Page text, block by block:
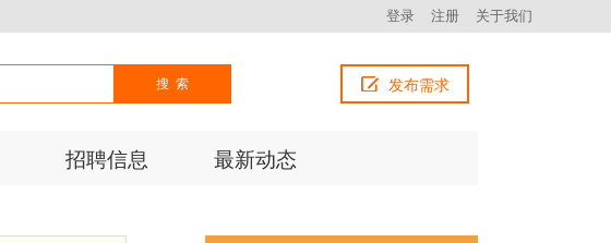
登录 注册 关于我们
搜索 发布需求
招聘信息 最新动态